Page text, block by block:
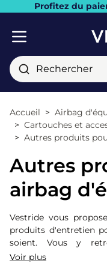
Profitez du
Rechercher
Accueil
Airbag
Cartouches et
Autres produits
Autres
airbag
Vestride vous
produits d'entretien
soient. Vous y
détachées, des
Voir plus